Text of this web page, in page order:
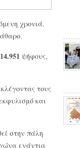
χρονιά.
14.951 ψήφους,
τους
και
στην πάλη
ενάντια